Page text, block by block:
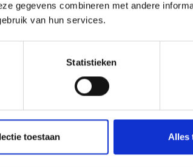
gegevens combineren met andere
van hun services.
Statistieken
toestaan Alles
buiten zijn
plaats
Een
een fijne